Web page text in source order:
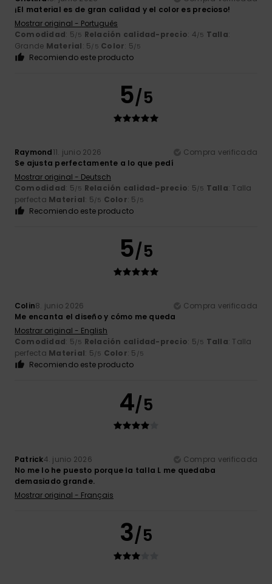
¡El material es de gran calidad y el color es precioso!
Mostrar original - Português
Comodidad: 5/5 Relación calidad-precio: 4/5 Talla:
Grande Material: 5/5 Color: 5/5
Recomiendo este producto
5/5
Raymond11. junio 2026
Compra verificada
Se ajusta perfectamente a lo que pedí
Mostrar original - Deutsch
Comodidad: 5/5 Relación calidad-precio: 5/5 Talla: Talla
perfecta Material: 5/5 Color: 5 /5
Recomiendo este producto
5/5
Colin8. junio 2026
Compra verificada
Me encanta el diseño y cómo me queda
Mostrar original - English
Comodidad: 5/5 Relación calidad-precio: 5/5 Talla: Talla
perfecta Material: 5/5 Color: 5 /5
Recomiendo este producto
4/5
Patrick4. junio 2026
Compra verificada
No me lo he puesto porque la talla L me quedaba
demasiado grande.
Mostrar original - Français
3/5